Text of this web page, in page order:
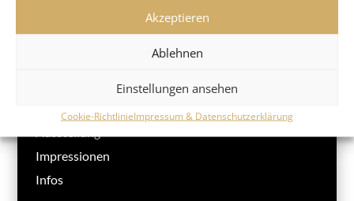
Akzeptieren
Ablehnen
Einstellungen ansehen
Cookie-RichtlinieImpressum & Datenschutzerklärung
Impressionen
Infos